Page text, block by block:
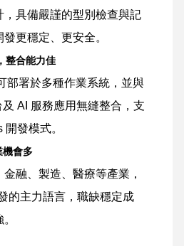
，具備嚴謹的型別檢查與記
更穩定、更安全。
整合能力佳
部署於多種作業系統，並與
AI 服務應用無縫整合，支
發模式。
機會多
融、製造、醫療等產業，
的主力語言，職缺穩定成